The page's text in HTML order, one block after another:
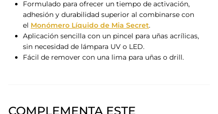
Formulado para ofrecer un tiempo de activación,
adhesión y durabilidad superior al combinarse con
el Monómero Líquido de Mia Secret.
Aplicación sencilla con un pincel para uñas acrílicas,
sin necesidad de lámpara UV o LED.
Fácil de remover con una lima para uñas o drill.
COMPLEMENTA ESTE